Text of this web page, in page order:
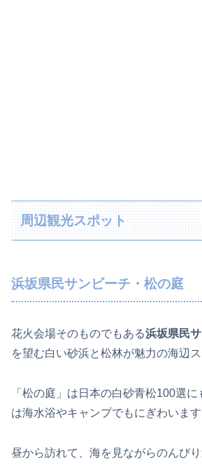
周辺観光スポット
浜坂県民サンビーチ・松の庭
花火会場そのものでもある浜坂県民
を望む白い砂浜と松林が魅力の海辺ス
「松の庭」は日本の白砂青松100選
は海水浴やキャンプでもにぎわいます
昼から訪れて、海を見ながらのんび